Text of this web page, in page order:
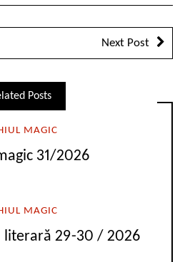
Next Post
Posts
MAGIC
31/2026
MAGIC
literară 29-30 / 2026